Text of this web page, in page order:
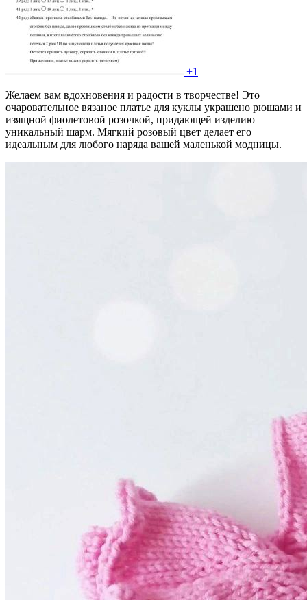
+1
Желаем вам вдохновения и радости в творчестве! Это
очаровательное вязаное платье для куклы украшено рюшами и
изящной фиолетовой розочкой, придающей изделию
уникальный шарм. Мягкий розовый цвет делает его
идеальным для любого наряда вашей маленькой модницы.